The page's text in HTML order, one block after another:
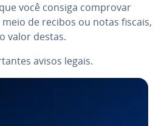
você consiga comprovar
de recibos ou notas fiscais,
valor destas.
avisos legais.